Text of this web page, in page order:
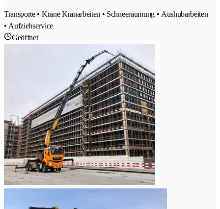
Transporte • Krane Kranarbeiten • Schneeräumung • Aushubarbeiten
• Aufziehservice
Geöffnet